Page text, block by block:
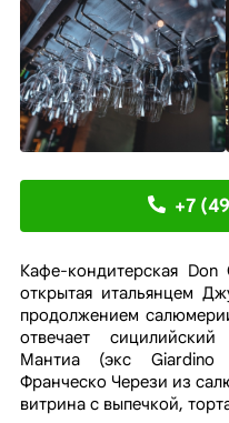
+7
Кафе-кондитерская
открытая итальянцем
продолжением
отвечает
Мантиа (экс
Франческо Черези из
витрина с выпечкой,